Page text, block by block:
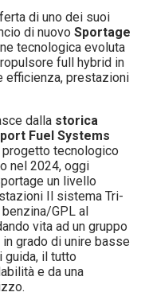
di uno dei suoi
di nuovo Sportage
tecnologica evoluta
full hybrid in
efficienza, prestazioni
dalla storica
Fuel Systems
progetto tecnologico
nel 2024, oggi
un livello
Il sistema Tri-
GPL al
vita ad un gruppo
grado di unire basse
il tutto
e da una